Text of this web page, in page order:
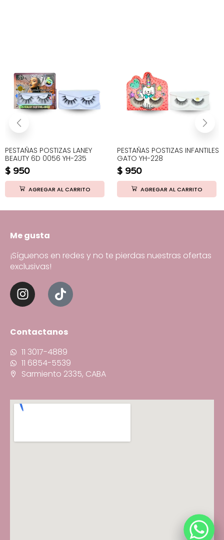
PESTAÑAS POSTIZAS LANEY
BEAUTY 6D 0056 YH-235
$ 950
AGREGAR AL CARRITO
PESTAÑAS POSTIZAS INFANTILES
GATO YH-228
$ 950
AGREGAR AL CARRITO
Me gusta
¡Síguenos en redes y no te pierdas nuestras ofertas
exclusivas!
Contactanos
11 3017-4889
11 6854-5539
Sarmiento 2335, CABA